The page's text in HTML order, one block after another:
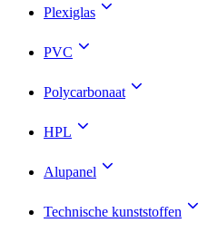
Plexiglas
PVC
Polycarbonaat
HPL
Alupanel
Technische kunststoffen